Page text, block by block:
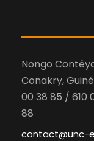
Nongo
Conakry,
00 38 85 / 610
88
contact@unc-